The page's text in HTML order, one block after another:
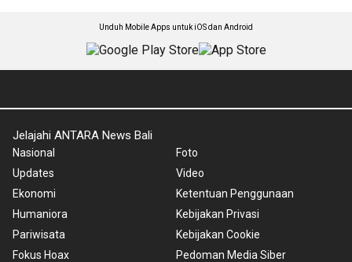
Unduh Mobile Apps untuk iOS dan Android
Jelajahi ANTARA News Bali
Nasional
Updates
Ekonomi
Humaniora
Pariwisata
Fokus Hoax
Foto
Video
Ketentuan Penggunaan
Kebijakan Privasi
Kebijakan Cookie
Pedoman Media Siber